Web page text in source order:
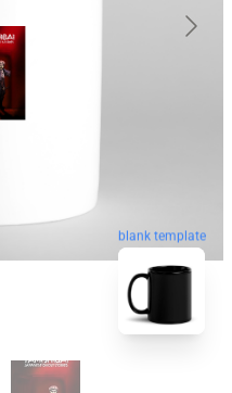
blank template